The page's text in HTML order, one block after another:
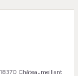
Châteaumeillant